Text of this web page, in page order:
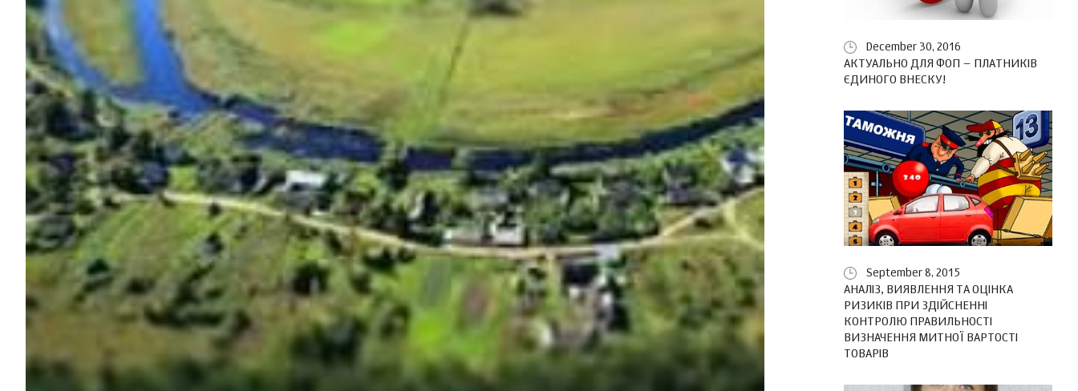
December 30, 2016
АКТУАЛЬНО ДЛЯ ФОП – ПЛАТНИКІВ
ЄДИНОГО ВНЕСКУ!
September 8, 2015
АНАЛІЗ, ВИЯВЛЕННЯ ТА ОЦІНКА
РИЗИКІВ ПРИ ЗДІЙСНЕННІ
КОНТРОЛЮ ПРАВИЛЬНОСТІ
ВИЗНАЧЕННЯ МИТНОЇ ВАРТОСТІ
ТОВАРІВ